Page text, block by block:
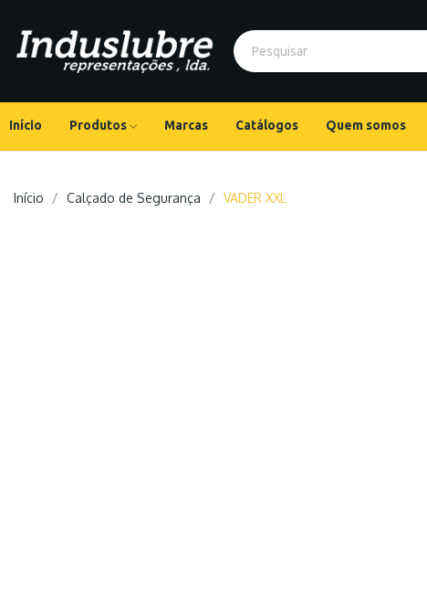
Início Produtos Marcas Catálogos Quem somos
Início Calçado de Segurança VADER XXL